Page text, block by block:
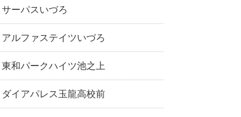
サーパスいづろ
アルファステイツいづろ
東和パークハイツ池之上
ダイアパレス玉龍高校前